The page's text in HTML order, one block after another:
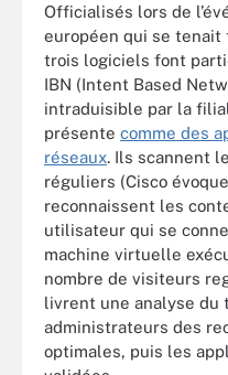
Officialisés lors de
européen qui se tenait
trois logiciels font
IBN (Intent Based
intraduisible par la
présente comme des
réseaux. Ils scannent
réguliers (Cisco
reconnaissent les
utilisateur qui se
machine virtuelle
nombre de visiteurs
livrent une analyse du
administrateurs des
optimales, puis les